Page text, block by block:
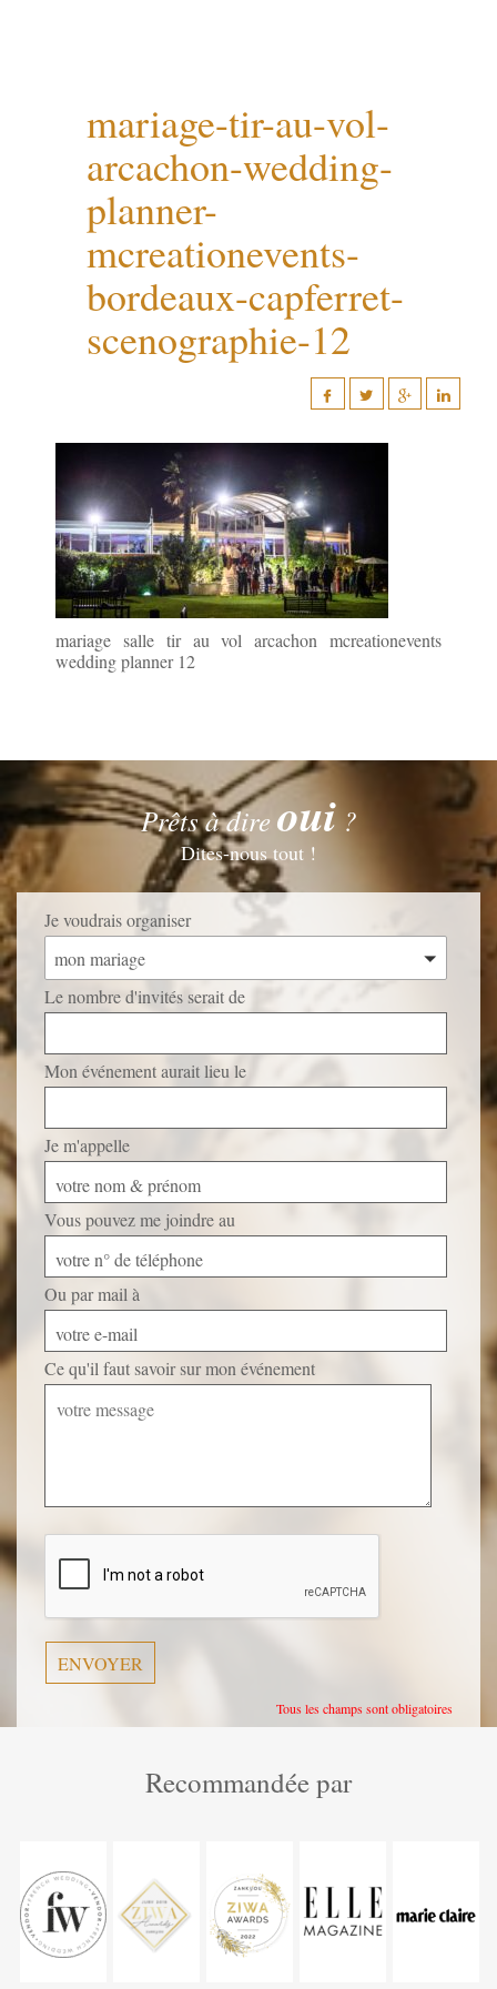
mariage-tir-au-vol-
arcachon-wedding-
planner-
mcreationevents-
bordeaux-capferret-
scenographie-12
mariage salle tir au vol arcachon mcreationevents
wedding planner 12
Prêts à direoui ?
Dites-nous tout !
Je voudrais organiser
mon mariage
Le nombre d'invités serait de
Mon événement aurait lieu le
Je m'appelle
votre nom & prénom
Vous pouvez me joindre au
votre n° de téléphone
Ou par mail à
votre e-mail
Ce qu'il faut savoir sur mon événement
champ
vide.
Tous les champs sont obligatoires
Recommandée par